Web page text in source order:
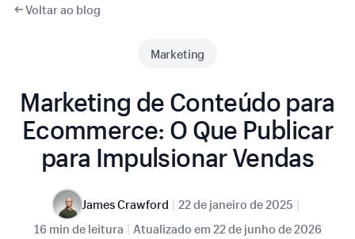
Voltar ao blog
Marketing
Marketing de Conteúdo para
Ecommerce: O Que Publicar
para Impulsionar Vendas
James Crawford | 22 de janeiro de 2025 |
16 min de leitura | Atualizado em 22 de junho de 2026